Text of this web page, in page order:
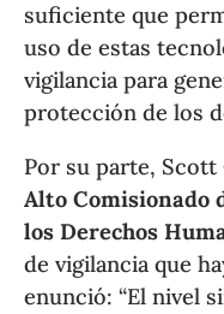
suficiente que
uso de estas
vigilancia para
protección de los
Por su parte,
Alto Comisionado
los Derechos
de vigilancia que
enunció: “El nivel